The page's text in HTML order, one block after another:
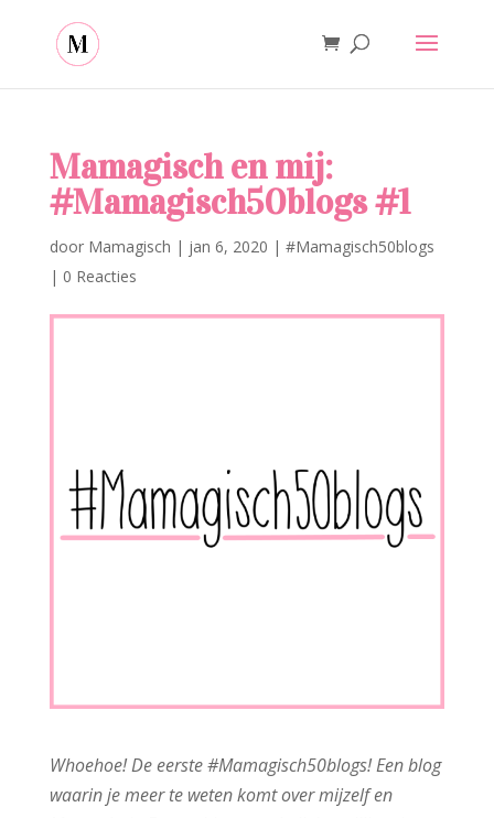
Mamagisch en mij:
#Mamagisch50blogs #1
door Mamagisch | jan 6, 2020 | #Mamagisch50blogs
| 0 Reacties
Whoehoe! De eerste #Mamagisch50blogs! Een blog
waarin je meer te weten komt over mijzelf en